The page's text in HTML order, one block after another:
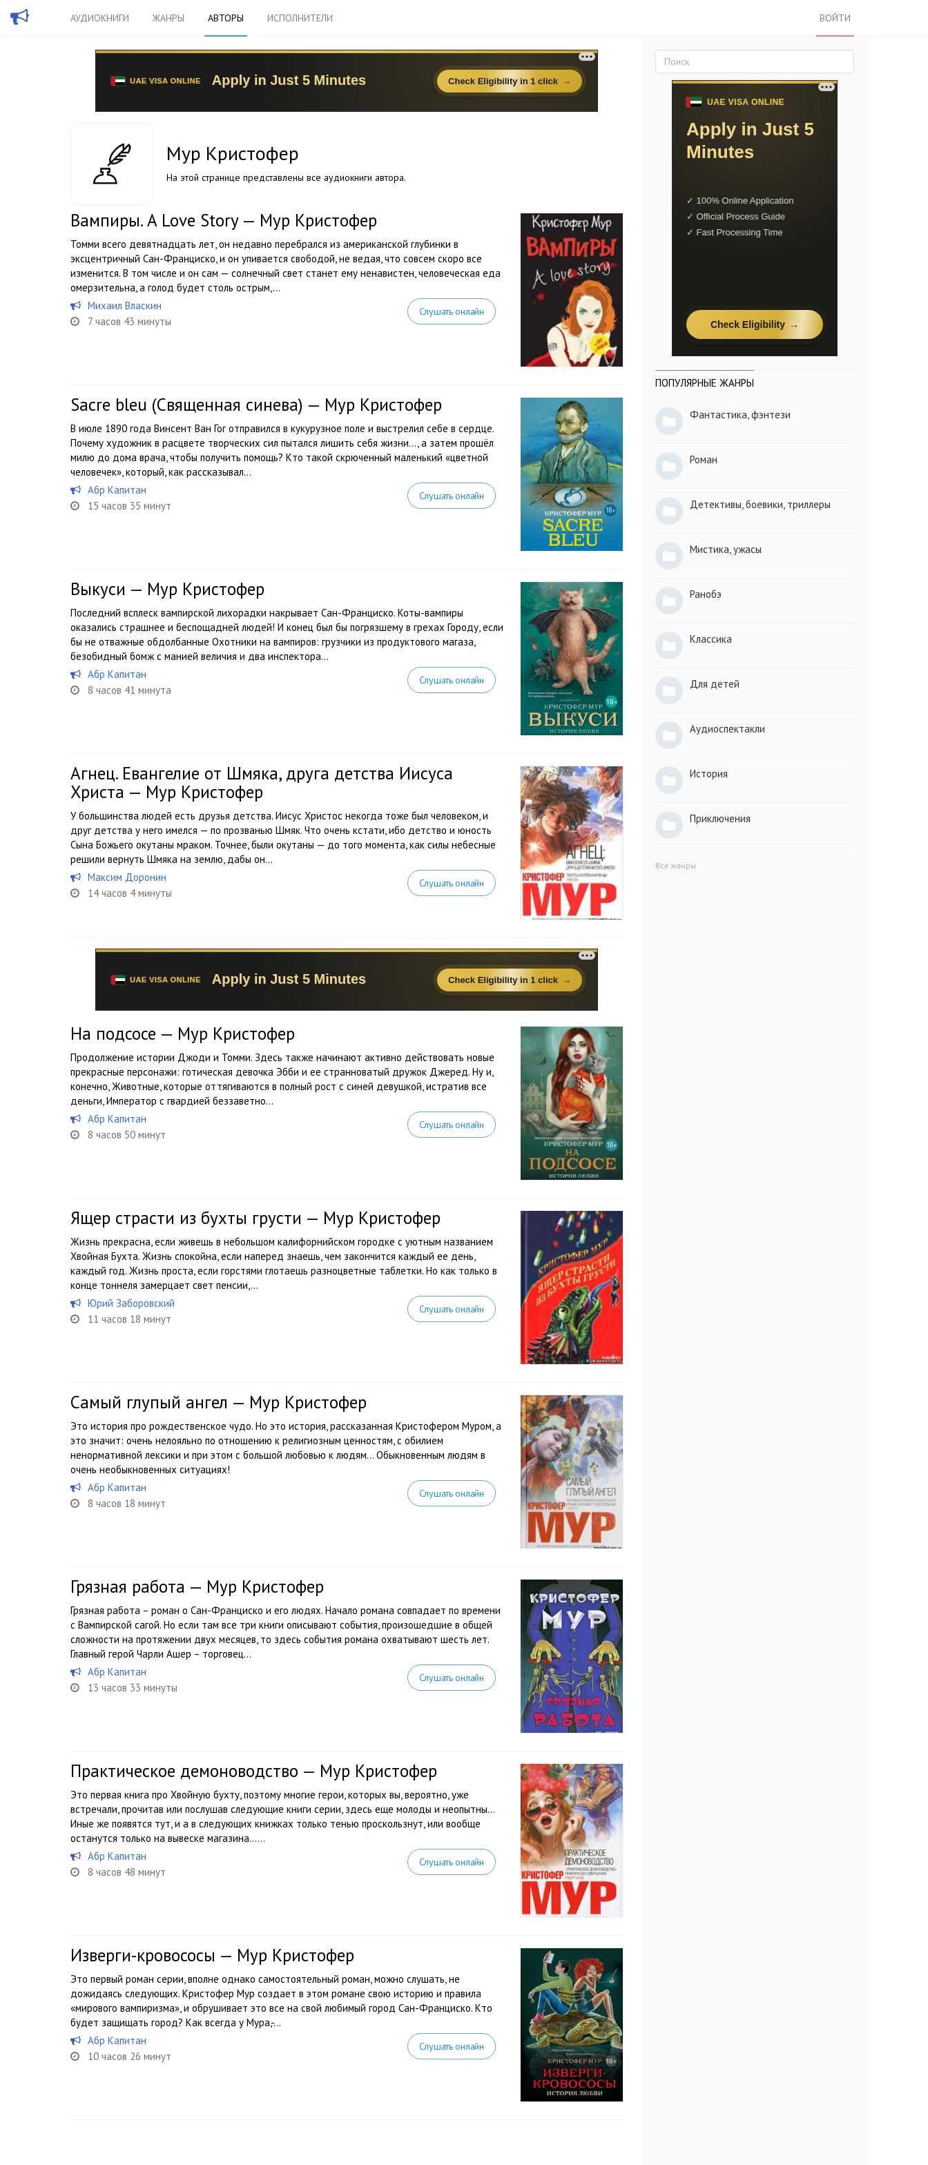
АУДИОКНИГИ ЖАНРЫ АВТОРЫ ИСПОЛНИТЕЛИ ВОЙТИ
Мур Кристофер
На этой странице представлены все аудиокниги автора.
Вампиры. A Love Story — Мур Кристофер
Томми всего девятнадцать лет, он недавно перебрался из американской глубинки в
эксцентричный Сан-Франциско, и он упивается свободой, не ведая, что совсем скоро все
изменится. В том числе и он сам — солнечный свет станет ему ненавистен, человеческая еда
омерзительна, а голод будет столь острым,...
Михаил Власкин
7 часов 43 минуты
Слушать онлайн
Sacre bleu (Священная синева) — Мур Кристофер
В июле 1890 года Винсент Ван Гог отправился в кукурузное поле и выстрелил себе в сердце.
Почему художник в расцвете творческих сил пытался лишить себя жизни..., а затем прошёл
милю до дома врача, чтобы получить помощь? Кто такой скрюченный маленький «цветной
человечек», который, как рассказывал...
Абр Капитан
15 часов 35 минут
Слушать онлайн
Выкуси — Мур Кристофер
Последний всплеск вампирской лихорадки накрывает Сан-Франциско. Коты-вампиры
оказались страшнее и беспощадней людей! И конец был бы погрязшему в грехах Городу, если
бы не отважные обдолбанные Охотники на вампиров: грузчики из продуктового магаза,
безобидный бомж с манией величия и два инспектора...
Абр Капитан
8 часов 41 минута
Слушать онлайн
Агнец. Евангелие от Шмяка, друга детства Иисуса
Христа — Мур Кристофер
У большинства людей есть друзья детства. Иисус Христос некогда тоже был человеком, и
друг детства у него имелся — по прозванью Шмяк. Что очень кстати, ибо детство и юность
Сына Божьего окутаны мраком. Точнее, были окутаны — до того момента, как силы небесные
решили вернуть Шмяка на землю, дабы он...
Максим Доронин
14 часов 4 минуты
Слушать онлайн
На подсосе — Мур Кристофер
Продолжение истории Джоди и Томми. Здесь также начинают активно действовать новые
прекрасные персонажи: готическая девочка Эбби и ее странноватый дружок Джеред. Ну и,
конечно, Животные, которые оттягиваются в полный рост с синей девушкой, истратив все
деньги, Император с гвардией беззаветно...
Абр Капитан
8 часов 50 минут
Слушать онлайн
Ящер страсти из бухты грусти — Мур Кристофер
Жизнь прекрасна, если живешь в небольшом калифорнийском городке с уютным названием
Хвойная Бухта. Жизнь спокойна, если наперед знаешь, чем закончится каждый ее день,
каждый год. Жизнь проста, если горстями глотаешь разноцветные таблетки. Но как только в
конце тоннеля замерцает свет пенсии,...
Юрий Заборовский
11 часов 18 минут
Слушать онлайн
Самый глупый ангел — Мур Кристофер
Это история про рождественское чудо. Но это история, рассказанная Кристофером Муром, а
это значит: очень нелояльно по отношению к религиозным ценностям, с обилием
ненормативной лексики и при этом с большой любовью к людям… Обыкновенным людям в
очень необыкновенных ситуациях!
Абр Капитан
8 часов 18 минут
Слушать онлайн
Грязная работа — Мур Кристофер
Грязная работа – роман о Сан-Франциско и его людях. Начало романа совпадает по времени
с Вампирской сагой. Но если там все три книги описывают события, произошедшие в общей
сложности на протяжении двух месяцев, то здесь события романа охватывают шесть лет.
Главный герой Чарли Ашер – торговец...
Абр Капитан
13 часов 33 минуты
Слушать онлайн
Практическое демоноводство — Мур Кристофер
Это первая книга про Хвойную бухту, поэтому многие герои, которых вы, вероятно, уже
встречали, прочитав или послушав следующие книги серии, здесь еще молоды и неопытны…
Иные же появятся тут, и а в следующих книжках только тенью проскользнут, или вообще
останутся только на вывеске магазина…...
Абр Капитан
8 часов 48 минут
Слушать онлайн
Изверги-кровососы — Мур Кристофер
Это первый роман серии, вполне однако самостоятельный роман, можно слушать, не
дожидаясь следующих. Кристофер Мур создает в этом романе свою историю и правила
«мирового вампиризма», и обрушивает это все на свой любимый город Сан-Франциско. Кто
будет защищать город? Как всегда у Мура,-...
Абр Капитан
10 часов 26 минут
Слушать онлайн
ПОПУЛЯРНЫЕ ЖАНРЫ
Фантастика, фэнтези
Роман
Детективы, боевики, триллеры
Мистика, ужасы
Ранобэ
Классика
Для детей
Аудиоспектакли
История
Приключения
Все жанры